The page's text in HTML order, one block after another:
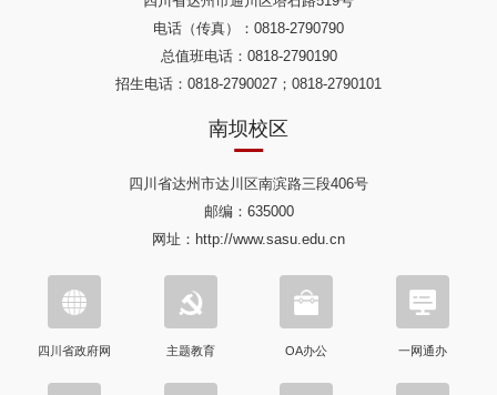
电话（传真）：0818-2790790
总值班电话：0818-2790190
招生电话：0818-2790027；0818-2790101
南坝校区
四川省达州市达川区南滨路三段406号
邮编：635000
网址：http://www.sasu.edu.cn
四川省政府网 主题教育 OA办公 一网通办